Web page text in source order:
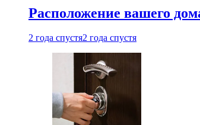
Расположение вашего
2 года спустя2 года спустя